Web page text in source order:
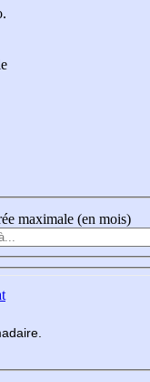
maximale (en mois)